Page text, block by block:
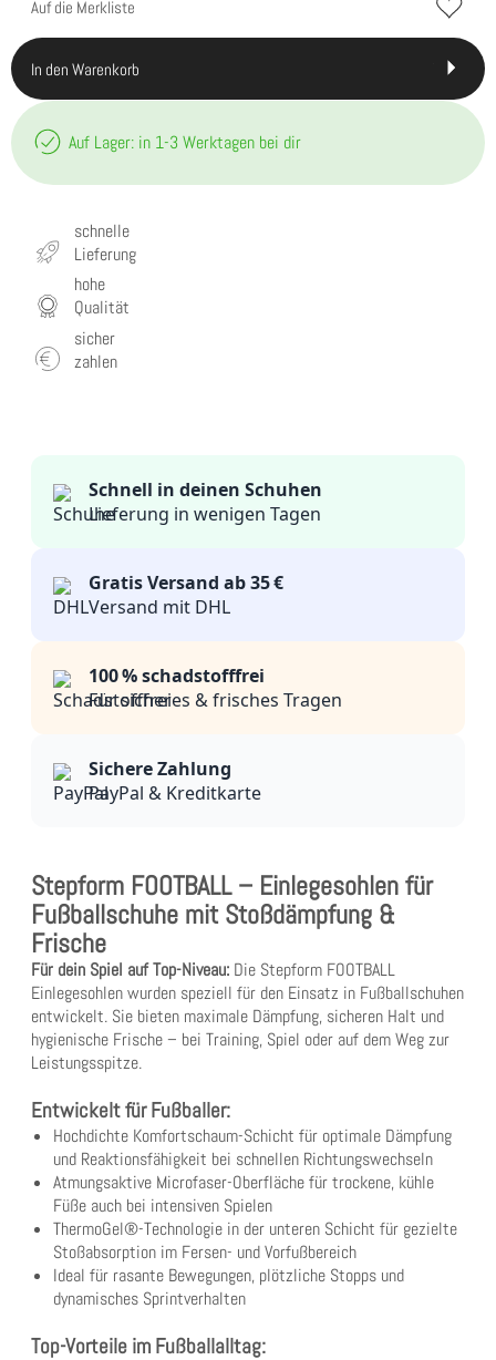
Auf die Merkliste
In den Warenkorb
Auf Lager: in 1-3 Werktagen bei dir
schnelle
Lieferung
hohe
Qualität
sicher
zahlen
Schnell in deinen Schuhen
Lieferung in wenigen Tagen
Gratis Versand ab 35 €
Versand mit DHL
100 % schadstofffrei
Für sicheres & frisches Tragen
Sichere Zahlung
PayPal & Kreditkarte
Stepform FOOTBALL – Einlegesohlen für
Fußballschuhe mit Stoßdämpfung &
Frische
Für dein Spiel auf Top-Niveau: Die Stepform FOOTBALL
Einlegesohlen wurden speziell für den Einsatz in Fußballschuhen
entwickelt. Sie bieten maximale Dämpfung, sicheren Halt und
hygienische Frische – bei Training, Spiel oder auf dem Weg zur
Leistungsspitze.
Entwickelt für Fußballer:
Hochdichte Komfortschaum-Schicht für optimale Dämpfung
und Reaktionsfähigkeit bei schnellen Richtungswechseln
Atmungsaktive Microfaser-Oberfläche für trockene, kühle
Füße auch bei intensiven Spielen
ThermoGel®-Technologie in der unteren Schicht für gezielte
Stoßabsorption im Fersen- und Vorfußbereich
Ideal für rasante Bewegungen, plötzliche Stopps und
dynamisches Sprintverhalten
Top-Vorteile im Fußballalltag: